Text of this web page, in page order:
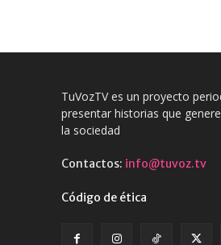
TuVozTV es un proyecto
presentar historias que
la sociedad
Contactos: info@tuvoz.tv
Código de ética